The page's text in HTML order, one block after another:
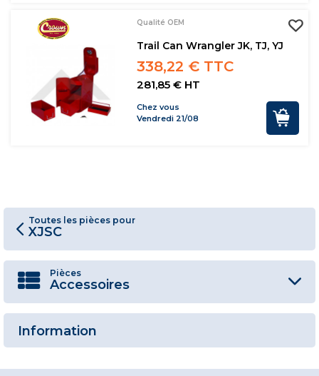
Qualité OEM
Trail Can Wrangler JK, TJ, YJ
338,22 € TTC
281,85 € HT
Chez vous
Vendredi 21/08
Toutes les pièces pour
XJSC
Pièces
Accessoires
Information